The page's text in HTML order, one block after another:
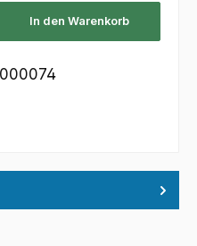
In den Warenkorb